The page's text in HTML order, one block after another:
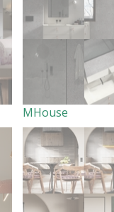
MHouse